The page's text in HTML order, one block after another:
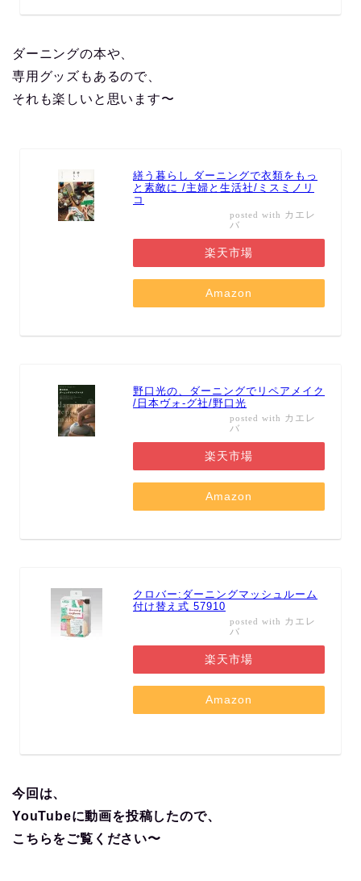
ダーニングの本や、
専用グッズもあるので、
それも楽しいと思います〜
繕う暮らし ダーニングで衣類をもっ
と素敵に /主婦と生活社/ミスミノリ
コ
posted with カエレ
バ
楽天市場
Amazon
野口光の、ダーニングでリペアメイク
/日本ヴォ-グ社/野口光
posted with カエレ
バ
楽天市場
Amazon
クロバー:ダーニングマッシュルーム
付け替え式 57910
posted with カエレ
バ
楽天市場
Amazon
今回は、
YouTubeに動画を投稿したので、
こちらをご覧ください〜